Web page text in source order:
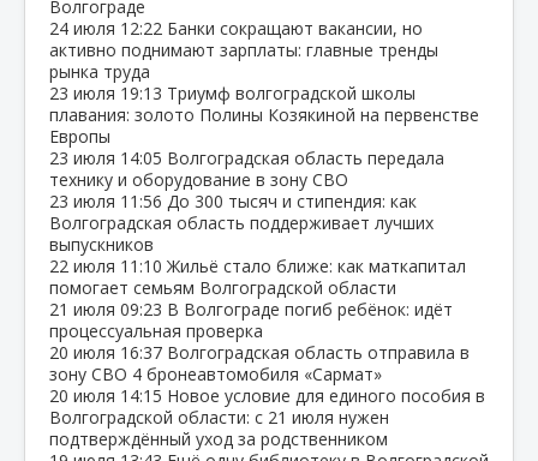
Волгограде
24 июля 12:22 Банки сокращают вакансии, но
активно поднимают зарплаты: главные тренды
рынка труда
23 июля 19:13 Триумф волгоградской школы
плавания: золото Полины Козякиной на первенстве
Европы
23 июля 14:05 Волгоградская область передала
технику и оборудование в зону СВО
23 июля 11:56 До 300 тысяч и стипендия: как
Волгоградская область поддерживает лучших
выпускников
22 июля 11:10 Жильё стало ближе: как маткапитал
помогает семьям Волгоградской области
21 июля 09:23 В Волгограде погиб ребёнок: идёт
процессуальная проверка
20 июля 16:37 Волгоградская область отправила в
зону СВО 4 бронеавтомобиля «Сармат»
20 июля 14:15 Новое условие для единого пособия в
Волгоградской области: с 21 июля нужен
подтверждённый уход за родственником